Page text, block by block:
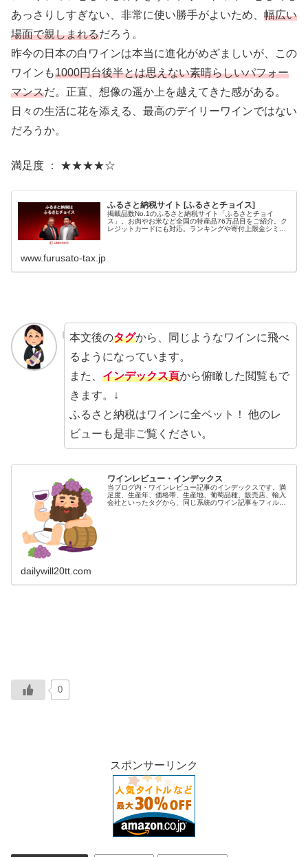
あっさりしすぎない、非常に使い勝手がよいため、 幅広い
場面で親しまれるだろう。
昨今の日本の白ワインは本当に進化がめざましいが、この
ワインも1000円台後半とは思えない素晴らしいパフォー
マンスだ。正直、想像の遥か上を越えてきた感がある。
日々の生活に花を添える、最高のデイリーワインではない
だろうか。
満足度 ： ★★★★☆
ふるさと納税サイト [ふるさとチョイス]
掲載品数No.1のふるさと納税サイト「ふるさとチョイ
ス」。お肉やお米など全国の特産品76万品目をご紹介。ク
レジットカードにも対応。ランキングや寄付上限金シミュ
www.furusato-tax.jp
本文後のタグから、同じようなワインに飛べ
るようになっています。
また、 インデックス頁から俯瞰した閲覧もで
きます。↓
ふるさと納税はワインに全ベット！ 他のレ
ビューも是非ご覧ください。
ワインレビュー・インデックス
当ブログ内・ワインレビュー記事のインデックスです。満
足度、生産年、価格帯、生産地、葡萄品種、販売店、輸入
会社といったタグから、同じ系統のワイン記事をフィルタ
dailywill20tt.com
0
スポンサーリンク